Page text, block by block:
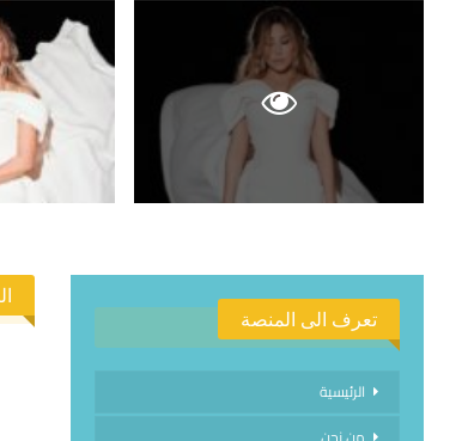
تعرف الى المنصة
الرئيسية